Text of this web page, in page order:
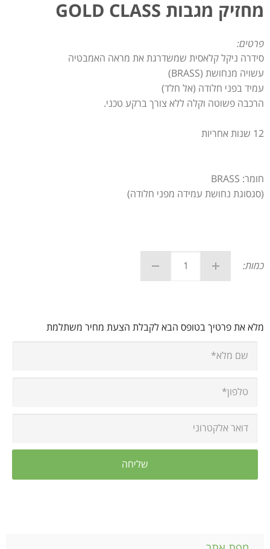
מחזיק מגבות GOLD CLASS
פרטים:
סידרה ניקל קלאסית שמשדרגת את מראה האמבטיה
עשויה מנחושת (BRASS)
עמיד בפני חלודה (אל חלד)
הרכבה פשוטה וקלה ללא צורך ברקע טכני.
12 שנות אחריות
חומר: BRASS
(סגסוגת נחושת עמידה מפני חלודה)
כמות:
מלא את פרטיך בטופס הבא לקבלת הצעת מחיר משתלמת